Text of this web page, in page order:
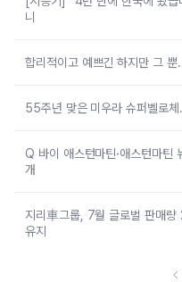
니
합리적이고 예쁘긴 하지만 그
55주년 맞은 미우라 슈퍼벨로체
Q 바이 애스턴마틴·애스턴마틴
개
지리車그룹, 7월 글로벌 판매
유지